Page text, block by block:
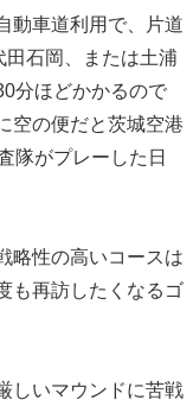
動車道利用で、片道
石岡、または土浦
分ほどかかるので
空の便だと茨城空港
隊がプレーした日
略性の高いコースは
も再訪したくなるゴ
しいマウンドに苦戦